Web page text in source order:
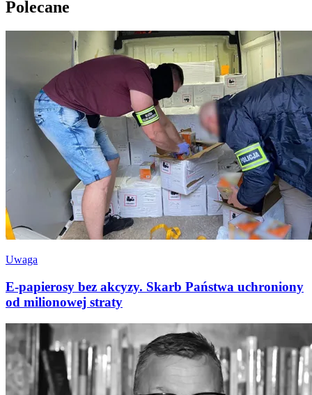
Polecane
Uwaga
E-papierosy bez akcyzy. Skarb Państwa uchroniony
od milionowej straty